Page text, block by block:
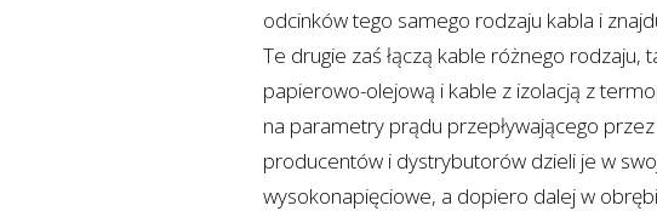
odcinków tego samego rodzaju kabla i
Te drugie zaś łączą kable różnego rodzaju,
papierowo-olejową i kable z izolacją z
na parametry prądu przepływającego
producentów i dystrybutorów dzieli je w
wysokonapięciowe, a dopiero dalej w